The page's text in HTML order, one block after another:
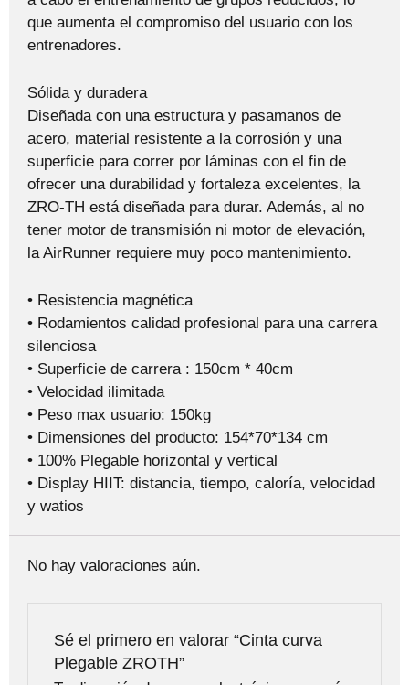
que aumenta el compromiso del usuario con los
entrenadores.
Sólida y duradera
Diseñada con una estructura y pasamanos de
acero, material resistente a la corrosión y una
superficie para correr por láminas con el fin de
ofrecer una durabilidad y fortaleza excelentes, la
ZRO-TH está diseñada para durar. Además, al no
tener motor de transmisión ni motor de elevación,
la AirRunner requiere muy poco mantenimiento.
• Resistencia magnética
• Rodamientos calidad profesional para una carrera
silenciosa
• Superficie de carrera : 150cm * 40cm
• Velocidad ilimitada
• Peso max usuario: 150kg
• Dimensiones del producto: 154*70*134 cm
• 100% Plegable horizontal y vertical
• Display HIIT: distancia, tiempo, caloría, velocidad
y watios
No hay valoraciones aún.
Sé el primero en valorar “Cinta curva
Plegable ZROTH”